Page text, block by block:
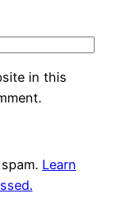
in this
Learn